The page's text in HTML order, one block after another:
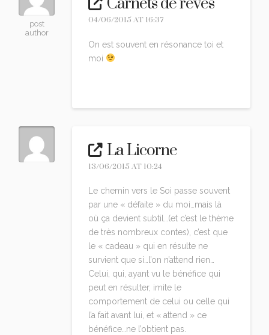
post
author
Carnets de rêves
04/06/2015 AT 16:37
On est souvent en résonance toi et
moi
La Licorne
13/06/2015 AT 10:24
Le chemin vers le Soi passe souvent
par une « défaite » du moi…mais là
où ça devient subtil…(et c’est le thème
de très nombreux contes), c’est que
le « cadeau » qui en résulte ne
survient que si…l’on n’attend rien…
Celui, qui, ayant vu le bénéfice qui
peut en résulter, imite le
comportement de celui ou celle qui
l’a fait avant lui, et « attend » ce
bénéfice…ne l’obtient pas.